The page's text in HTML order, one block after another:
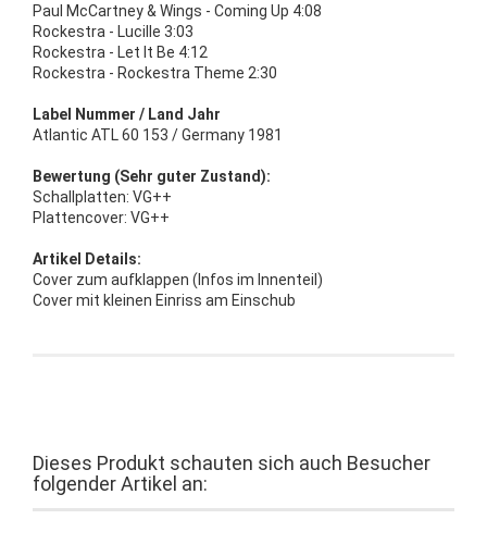
Paul McCartney & Wings - Coming Up 4:08
Rockestra - Lucille 3:03
Rockestra - Let It Be 4:12
Rockestra - Rockestra Theme 2:30
Label Nummer / Land Jahr
Atlantic ATL 60 153 / Germany 1981
Bewertung (Sehr guter Zustand):
Schallplatten: VG++
Plattencover: VG++
Artikel Details:
Cover zum aufklappen (Infos im Innenteil)
Cover mit kleinen Einriss am Einschub
Dieses Produkt schauten sich auch Besucher
folgender Artikel an: